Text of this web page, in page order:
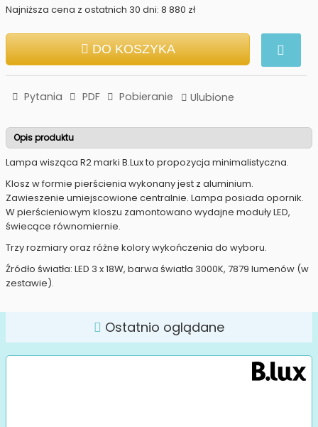
Najniższa cena z ostatnich 30 dni: 8 880 zł
DO KOSZYKA
Pytania PDF Pobieranie Ulubione
Opis produktu
Lampa wisząca R2 marki B.Lux to propozycja minimalistyczna.
Klosz w formie pierścienia wykonany jest z aluminium.
Zawieszenie umiejscowione centralnie. Lampa posiada opornik.
W pierścieniowym kloszu zamontowano wydajne moduły LED,
świecące równomiernie.
Trzy rozmiary oraz różne kolory wykończenia do wyboru.
Źródło światła: LED 3 x 18W, barwa światła 3000K, 7879 lumenów (w
zestawie).
Ostatnio oglądane